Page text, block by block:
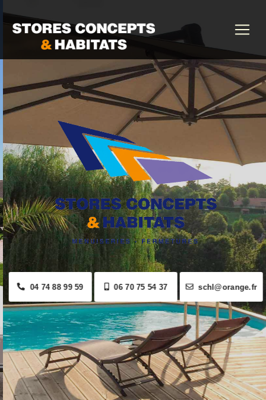
04 74 88 99 59 06 70 75 54 37 schl@orange.fr